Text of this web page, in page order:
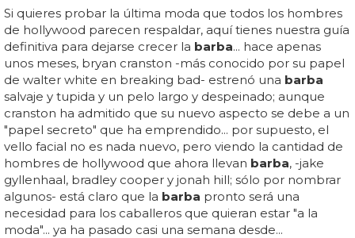
Si quieres probar la última moda que todos los hombres
de hollywood parecen respaldar, aquí tienes nuestra guía
definitiva para dejarse crecer la barba... hace apenas
unos meses, bryan cranston -más conocido por su papel
de walter white en breaking bad- estrenó una barba
salvaje y tupida y un pelo largo y despeinado; aunque
cranston ha admitido que su nuevo aspecto se debe a un
"papel secreto" que ha emprendido... por supuesto, el
vello facial no es nada nuevo, pero viendo la cantidad de
hombres de hollywood que ahora llevan barba, -jake
gyllenhaal, bradley cooper y jonah hill; sólo por nombrar
algunos- está claro que la barba pronto será una
necesidad para los caballeros que quieran estar "a la
moda"... ya ha pasado casi una semana desde...